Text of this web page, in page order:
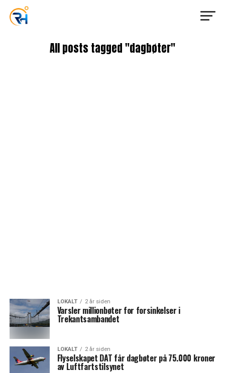
All posts tagged "dagbøter"
LOKALT 2 år siden
Varsler millionbøter for forsinkelser i
Trekantsambandet
LOKALT 2 år siden
Flyselskapet DAT får dagbøter på 75.000 kroner
av Luftfartstilsynet